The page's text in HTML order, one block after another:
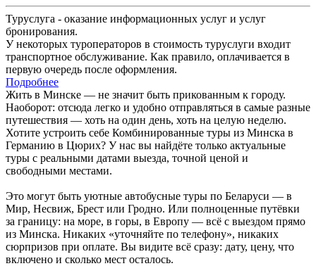
Туруслуга - оказание информационных услуг и услуг
бронирования.
У некоторых туроператоров в стоимость туруслуги входит
транспортное обслуживание. Как правило, оплачивается в
первую очередь после оформления.
Подробнее
Жить в Минске — не значит быть прикованным к городу.
Наоборот: отсюда легко и удобно отправляться в самые разные
путешествия — хоть на один день, хоть на целую неделю.
Хотите устроить себе Комбинированные туры из Минска в
Германию в Цюрих? У нас вы найдёте только актуальные
туры с реальными датами выезда, точной ценой и
свободными местами.
Это могут быть уютные автобусные туры по Беларуси — в
Мир, Несвиж, Брест или Гродно. Или полноценные путёвки
за границу: на море, в горы, в Европу — всё с выездом прямо
из Минска. Никаких «уточняйте по телефону», никаких
сюрпризов при оплате. Вы видите всё сразу: дату, цену, что
включено и сколько мест осталось.